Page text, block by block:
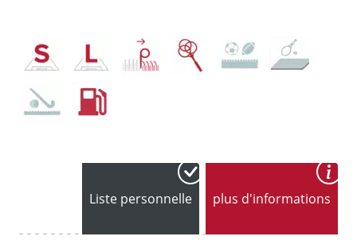
Liste personnelle plus d'informations